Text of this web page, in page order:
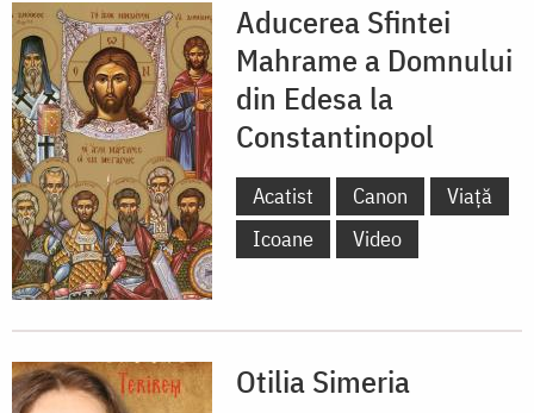
Aducerea Sfintei
Mahrame a Domnului
din Edesa la
Constantinopol
Acatist Canon
Viață
Icoane
Video
Otilia Simeria